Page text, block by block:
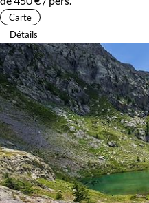
Carte
Détails